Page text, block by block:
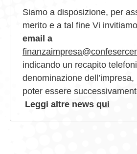
Siamo a disposizione, per
merito e a tal fine Vi invitiamo
email a
indicando un recapito
denominazione
poter essere
Leggi altre news qui